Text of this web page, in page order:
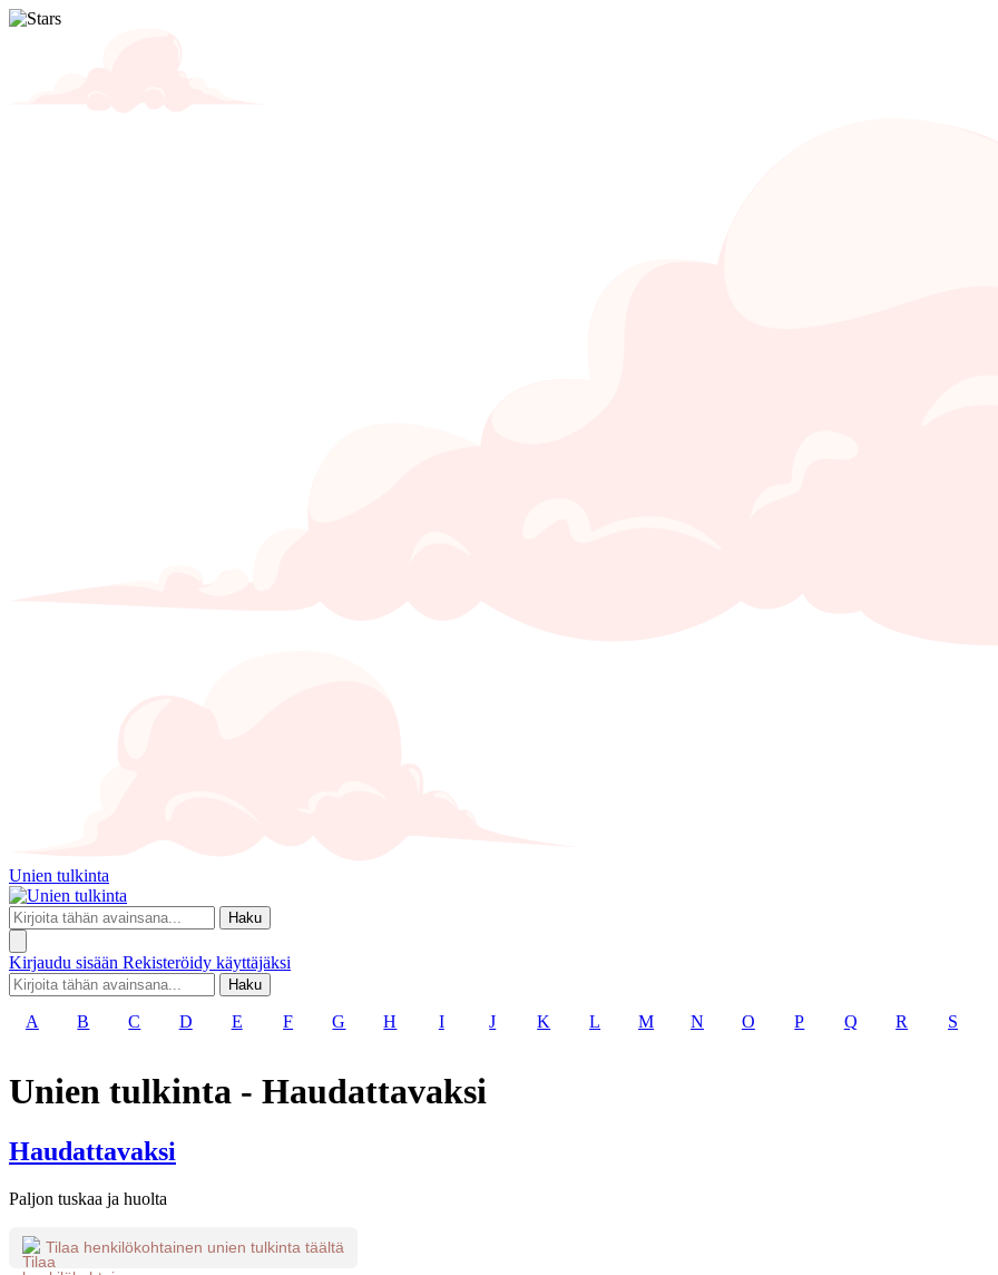
Unien tulkinta
Haku
Kirjaudu sisään Rekisteröidy käyttäjäksi
Haku
A B C D E F G H I J K L M N O P Q R S
Unien tulkinta - Haudattavaksi
Haudattavaksi
Paljon tuskaa ja huolta
Tilaa henkilökohtainen unien tulkinta täältä